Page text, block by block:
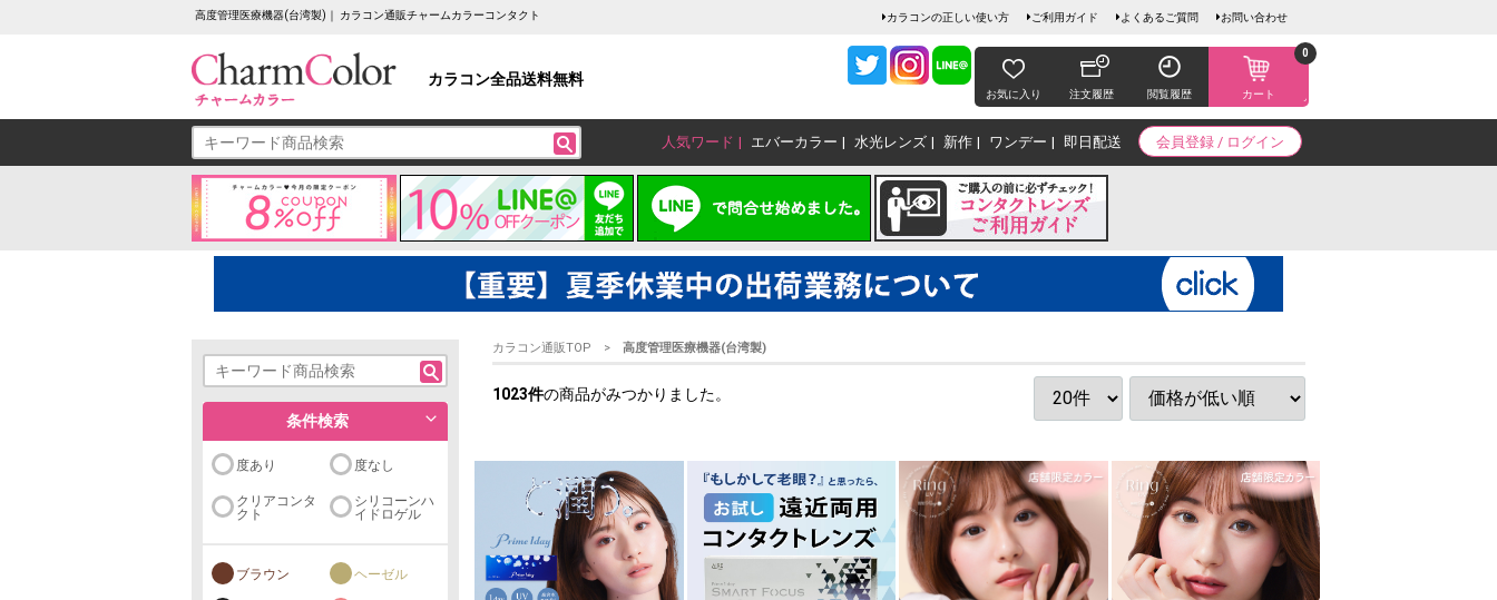
高度管理医療機器(台湾製)｜ カラコン通販チャームカラーコンタクト カラコンの正しい使い方 ご利用ガイド よくあるご質問 お問い合わせ
カラコン全品送料無料
お気に入り 注文履歴 閲覧履歴 カート
0
会員登録 / ログイン
人気ワード エバーカラー 水光レンズ 新作 ワンデー 即日配送
条件検索
度あり 度なし
クリアコンタ
クト
シリコーンハ
イドロゲル
ブラウン ヘーゼル
カラコン通販TOP 高度管理医療機器(台湾製)
1023件の商品がみつかりました。